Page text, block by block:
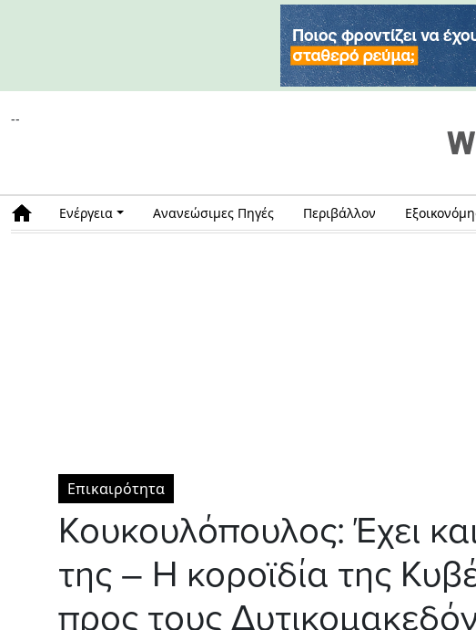
--
Ενέργεια Ανανεώσιμες Πηγές Περιβάλλον
Επικαιρότητα
Κουκουλόπουλος: Έχει
της – Η κοροϊδία της
προς τους